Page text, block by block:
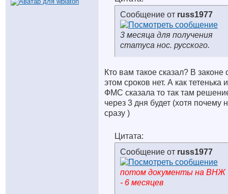
Сообщение от russ1977
3 месяца для получения
статуса нос. русского.
Кто вам такое сказал? В законе
этом сроков нет. А как тетенька
ФМС сказала то так там
через 3 дня будет (хотя почему
сразу )
Цитата:
Сообщение от russ1977
потом документы на ВНЖ
- 6 месяцев